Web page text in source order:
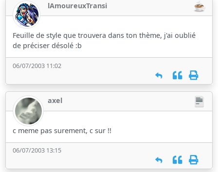
lAmoureuxTransi
Feuille de style que trouvera dans ton thème, j'ai oublié
de préciser désolé :b
06/07/2003 11:02
axel
c meme pas surement, c sur !!
06/07/2003 13:15